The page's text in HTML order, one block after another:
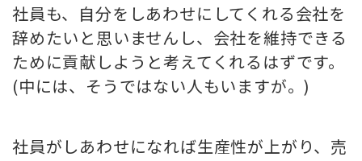
社員も、自分をしあわせにしてくれる会社を
辞めたいと思いませんし、会社を維持できる
ために貢献しようと考えてくれるはずです。
(中には、そうではない人もいますが。)
社員がしあわせになれば生産性が上がり、売